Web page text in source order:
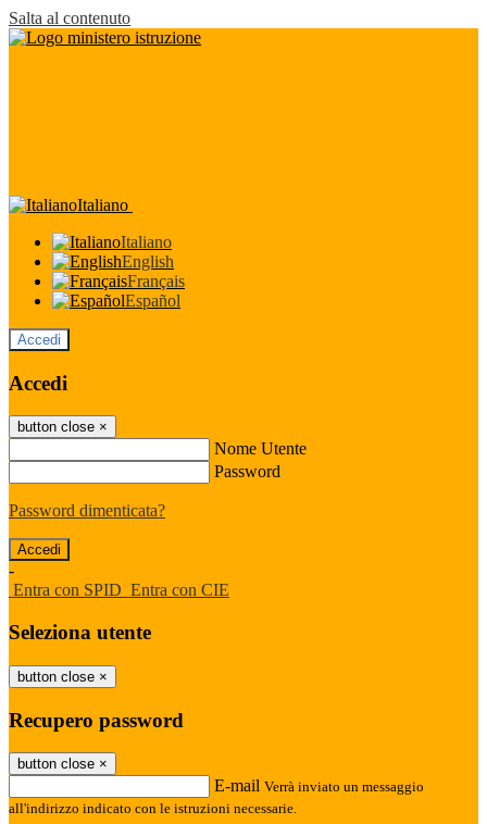
Salta al contenuto
Italiano
Italiano
English
Français
Español
Accedi
Accedi
button close ×
Nome Utente
Password
Password dimenticata?
-
Entra con SPID Entra con CIE
Seleziona utente
button close ×
Recupero password
button close ×
E-mail Verrà inviato un messaggio
all'indirizzo indicato con le istruzioni necessarie.